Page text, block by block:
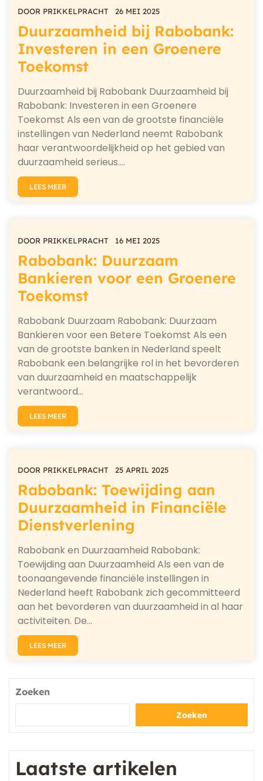
DOOR PRIKKELPRACHT 26 MEI 2025
Duurzaamheid bij Rabobank:
Investeren in een Groenere
Toekomst
Duurzaamheid bij Rabobank Duurzaamheid bij
Rabobank: Investeren in een Groenere
Toekomst Als een van de grootste financiële
instellingen van Nederland neemt Rabobank
haar verantwoordelijkheid op het gebied van
duurzaamheid serieus.…
LEES MEER
DOOR PRIKKELPRACHT 16 MEI 2025
Rabobank: Duurzaam
Bankieren voor een Groenere
Toekomst
Rabobank Duurzaam Rabobank: Duurzaam
Bankieren voor een Betere Toekomst Als een
van de grootste banken in Nederland speelt
Rabobank een belangrijke rol in het bevorderen
van duurzaamheid en maatschappelijk
verantwoord…
LEES MEER
DOOR PRIKKELPRACHT 25 APRIL 2025
Rabobank: Toewijding aan
Duurzaamheid in Financiële
Dienstverlening
Rabobank en Duurzaamheid Rabobank:
Toewijding aan Duurzaamheid Als een van de
toonaangevende financiële instellingen in
Nederland heeft Rabobank zich gecommitteerd
aan het bevorderen van duurzaamheid in al haar
activiteiten. De…
LEES MEER
Zoeken
Zoeken
Laatste artikelen